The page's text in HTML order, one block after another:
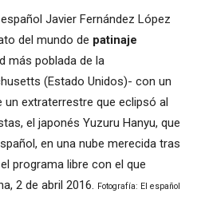
español Javier Fernández López
del mundo de patinaje
más poblada de la
(Estado Unidos)- con un
extraterrestre que eclipsó al
el japonés Yuzuru Hanyu, que
en una nube merecida tras
programa libre con el que
2 de abril 2016. Fotografía: El español